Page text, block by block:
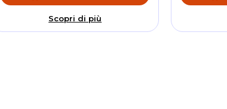
Scopri di più